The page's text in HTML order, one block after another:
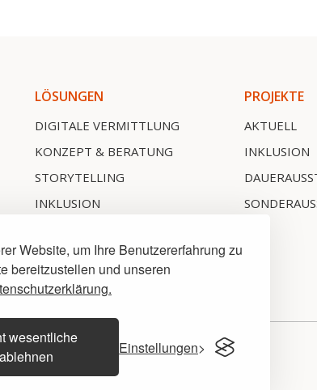
Website, um Ihre Benutzererfahrung zu
bereitzustellen und unseren
wesentliche
ablehnen
Einstellungen
LÖSUNGEN
DIGITALE VERMITTLUNG
KONZEPT & BERATUNG
STORYTELLING
INKLUSION
APP, WEB-APP & PWA
HARDWARE
PROJEKTE
AKTUELL
INKLUSION